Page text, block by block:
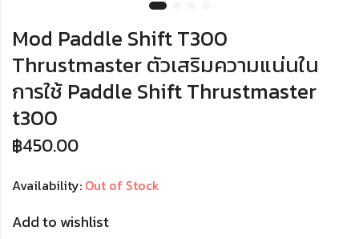
Mod Paddle Shift T300
Thrustmaster ตัวเสริมความแน่นใน
การใช้ Paddle Shift Thrustmaster
t300
฿450.00
Availability: Out of Stock
Add to wishlist